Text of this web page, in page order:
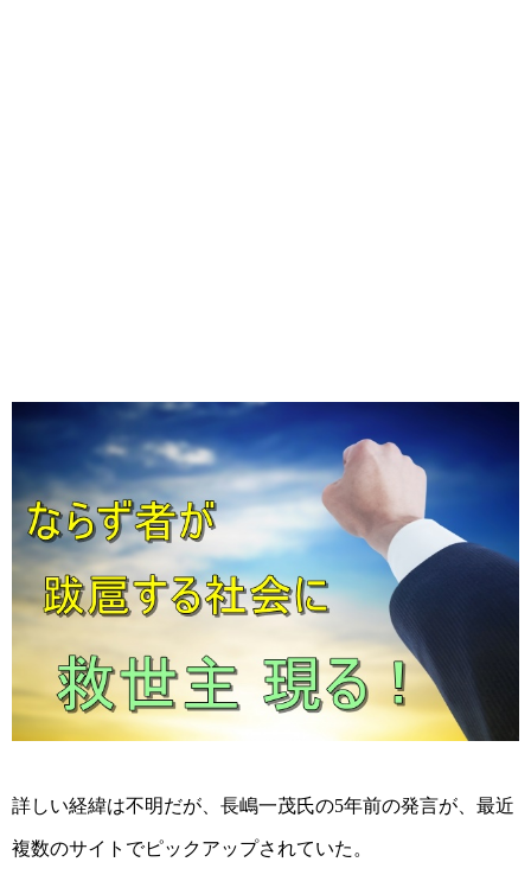
詳しい経緯は不明だが、長嶋一茂氏の5年前の発言が、最近
複数のサイトでピックアップされていた。